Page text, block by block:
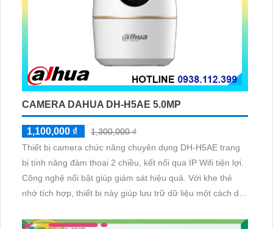
CAMERA DAHUA DH-H5AE 5.0MP
1,100,000 ₫
1,300,000 ₫
Thiết bị camera chức năng chuyên dụng DH-H5AE trang
bị tính năng đàm thoại 2 chiều, kết nối qua IP Wifi tiện lợi.
Công nghệ nổi bật giúp giám sát hiệu quả. Với khe thẻ
nhớ tích hợp, thiết bị này giúp lưu trữ dữ liệu một cách dễ
giám sát an ninh